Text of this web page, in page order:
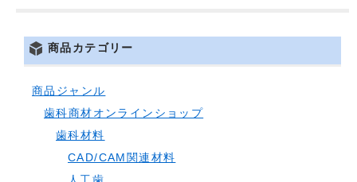
商品カテゴリー
商品ジャンル
歯科商材オンラインショップ
歯科材料
CAD/CAM関連材料